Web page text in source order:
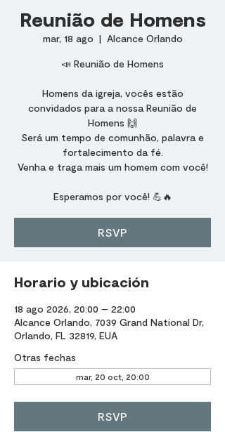
Reunião de Homens
mar, 18 ago
  |
Alcance Orlando
📣 Reunião de Homens
Homens da igreja, vocês estão
convidados para a nossa Reunião de
Homens 🙌
Será um tempo de comunhão, palavra e
fortalecimento da fé.
Venha e traga mais um homem com você!
Esperamos por você! 💪🔥
RSVP
Horario y ubicación
18 ago 2026, 20:00 – 22:00
Alcance Orlando, 7039 Grand National Dr,
Orlando, FL 32819, EUA
Otras fechas
mar, 20 oct, 20:00
RSVP